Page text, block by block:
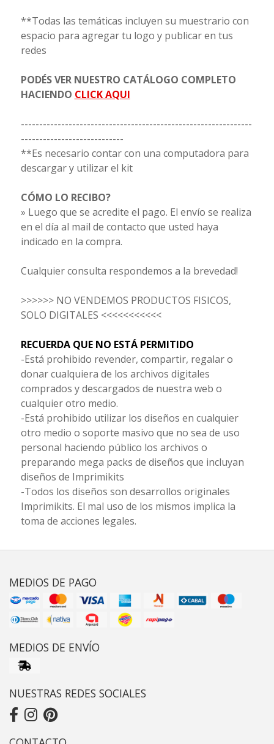
**Todas las temáticas incluyen su muestrario con
espacio para agregar tu logo y publicar en tus
redes
PODÉS VER NUESTRO CATÁLOGO COMPLETO
HACIENDO CLICK AQUI
---------------------------------------------------------------
----------------------------
**Es necesario contar con una computadora para
descargar y utilizar el kit
CÓMO LO RECIBO?
» Luego que se acredite el pago. El envío se realiza
en el día al mail de contacto que usted haya
indicado en la compra.
Cualquier consulta respondemos a la brevedad!
>>>>>> NO VENDEMOS PRODUCTOS FISICOS,
SOLO DIGITALES <<<<<<<<<<<
RECUERDA QUE NO ESTÁ PERMITIDO
-Está prohibido revender, compartir, regalar o
donar cualquiera de los archivos digitales
comprados y descargados de nuestra web o
cualquier otro medio.
-Está prohibido utilizar los diseños en cualquier
otro medio o soporte masivo que no sea de uso
personal haciendo público los archivos o
preparando mega packs de diseños que incluyan
diseños de Imprimikits
-Todos los diseños son desarrollos originales
Imprimikits. El mal uso de los mismos implica la
toma de acciones legales.
MEDIOS DE PAGO
MEDIOS DE ENVÍO
NUESTRAS REDES SOCIALES